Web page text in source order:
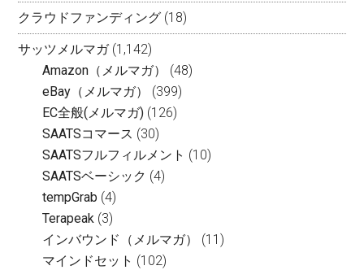
クラウドファンディング (18)
サッツメルマガ(1,142)
Amazon（メルマガ）
(48)
eBay（メルマガ）
(399)
EC全般(メルマガ) (126)
SAATSコマース (30)
SAATSフルフィルメント (10)
SAATSベーシック (4)
tempGrab (4)
Terapeak (3)
インバウンド（メルマガ）
(11)
マインドセット (102)